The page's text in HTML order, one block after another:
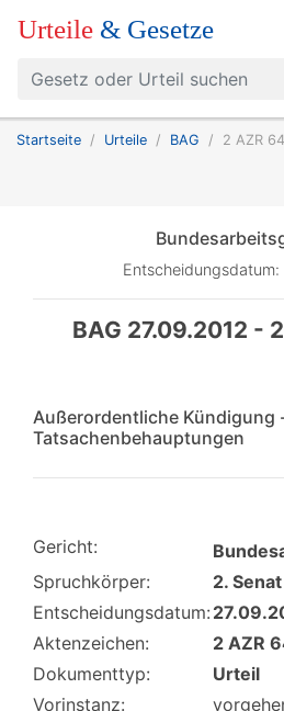
Urteile & Gesetze
Startseite Urteile BAG 2 AZR
Entscheidungsdatum:
BAG 27.09.2012 -
Außerordentliche Kündigung
Tatsachenbehauptungen
Gericht:
Spruchkörper:
2. Senat
Entscheidungsdatum:
Aktenzeichen:
2 AZR
Dokumenttyp:
Urteil
Vorinstanz: